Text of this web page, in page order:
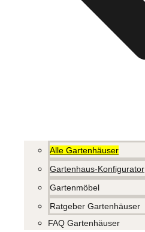
Alle Gartenhäuser
Gartenhaus-Konfigurator
Gartenmöbel
Ratgeber Gartenhäuser
FAQ Gartenhäuser